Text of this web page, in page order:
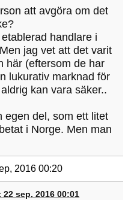
att avgöra om det
handlare i
jag vet att det varit
här (eftersom de har
lukurativ marknad för
kan vara säker..
egen del, som ett litet
i Norge. Men man
2016 00:20
sep, 2016 00:01